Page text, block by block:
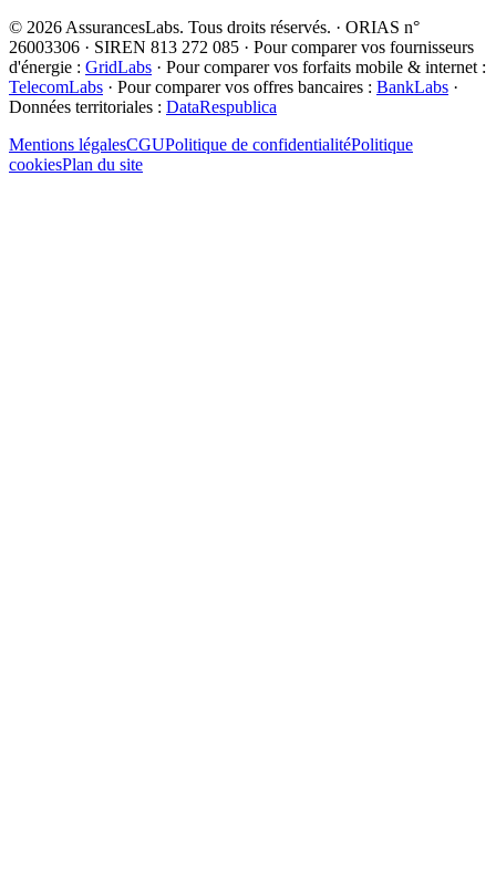
© 2026 AssurancesLabs. Tous droits réservés. · ORIAS n°
26003306 · SIREN 813 272 085 · Pour comparer vos fournisseurs
d'énergie : GridLabs · Pour comparer vos forfaits mobile & internet :
TelecomLabs · Pour comparer vos offres bancaires : BankLabs ·
Données territoriales : DataRespublica
Mentions légalesCGUPolitique de confidentialitéPolitique
cookiesPlan du site